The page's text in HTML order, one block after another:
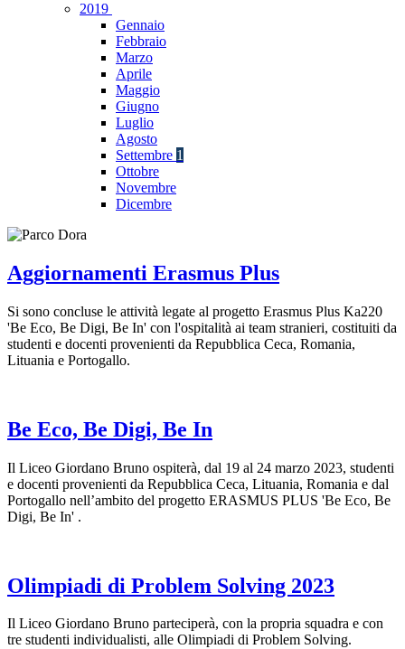
2019
Gennaio
Febbraio
Marzo
Aprile
Maggio
Giugno
Luglio
Agosto
Settembre 1
Ottobre
Novembre
Dicembre
Aggiornamenti Erasmus Plus
Si sono concluse le attività legate al progetto Erasmus Plus Ka220
'Be Eco, Be Digi, Be In' con l'ospitalità ai team stranieri, costituiti da
studenti e docenti provenienti da Repubblica Ceca, Romania,
Lituania e Portogallo.
Be Eco, Be Digi, Be In
Il Liceo Giordano Bruno ospiterà, dal 19 al 24 marzo 2023, studenti
e docenti provenienti da Repubblica Ceca, Lituania, Romania e dal
Portogallo nell’ambito del progetto ERASMUS PLUS 'Be Eco, Be
Digi, Be In' .
Olimpiadi di Problem Solving 2023
Il Liceo Giordano Bruno parteciperà, con la propria squadra e con
tre studenti individualisti, alle Olimpiadi di Problem Solving.